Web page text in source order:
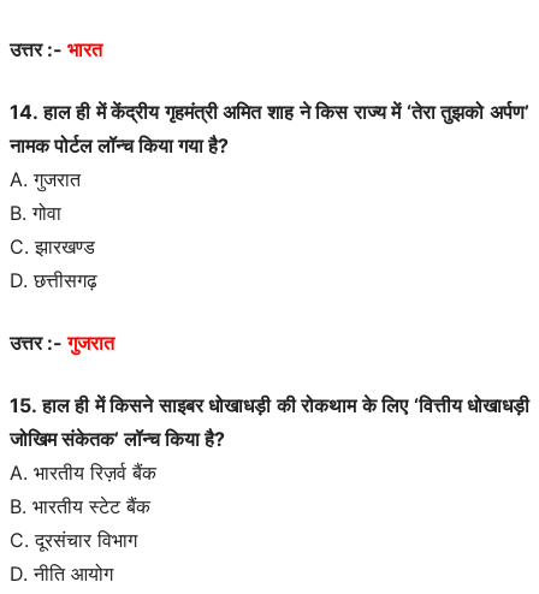
उत्तर :- भारत
14. हाल ही में केंद्रीय गृहमंत्री अमित शाह ने किस राज्य में ‘तेरा तुझको अर्पण’
नामक पोर्टल लॉन्च किया गया है?
A. गुजरात
B. गोवा
C. झारखण्ड
D. छत्तीसगढ़
उत्तर :-गुजरात
15. हाल ही में किसने साइबर धोखाधड़ी की रोकथाम के लिए ‘वित्तीय धोखाधड़ी
जोखिम संकेतक’ लॉन्च किया है?
A. भारतीय रिज़र्व बैंक
B. भारतीय स्टेट बैंक
C. दूरसंचार विभाग
D. नीति आयोग